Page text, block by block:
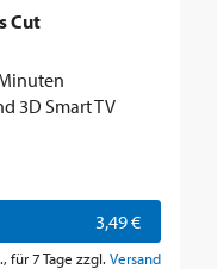
Cut
3D Smart TV
3,49 €
für 7 Tage zzgl. Versand